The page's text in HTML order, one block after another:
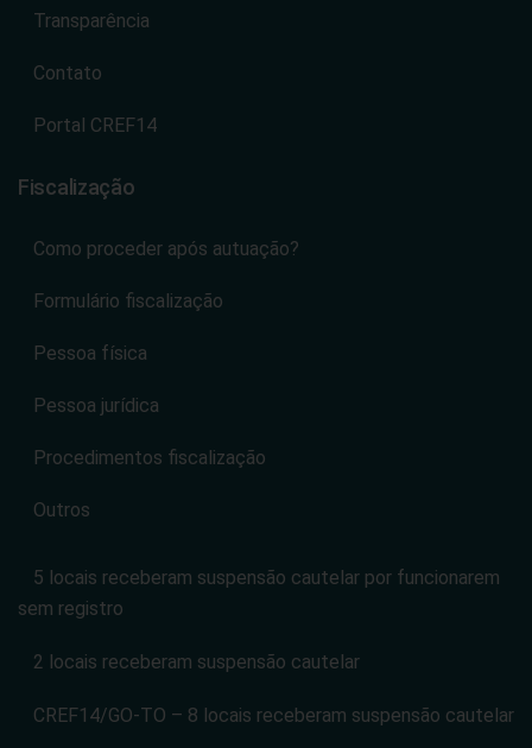
Transparência
Contato
Portal CREF14
Fiscalização
Como proceder após autuação?
Formulário fiscalização
Pessoa física
Pessoa jurídica
Procedimentos fiscalização
Outros
5 locais receberam suspensão cautelar por funcionarem
sem registro
2 locais receberam suspensão cautelar
CREF14/GO-TO – 8 locais receberam suspensão cautelar